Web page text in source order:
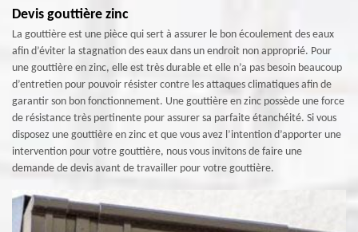
Devis gouttière zinc
La gouttière est une pièce qui sert à assurer le bon écoulement des eaux
afin d’éviter la stagnation des eaux dans un endroit non approprié. Pour
une gouttière en zinc, elle est très durable et elle n’a pas besoin beaucoup
d’entretien pour pouvoir résister contre les attaques climatiques afin de
garantir son bon fonctionnement. Une gouttière en zinc possède une force
de résistance très pertinente pour assurer sa parfaite étanchéité. Si vous
disposez une gouttière en zinc et que vous avez l’intention d’apporter une
intervention pour votre gouttière, nous vous invitons de faire une
demande de devis avant de travailler pour votre gouttière.